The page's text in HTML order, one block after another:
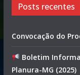
Posts recentes
Convocação do
Boletim
Planura-MG (2025)